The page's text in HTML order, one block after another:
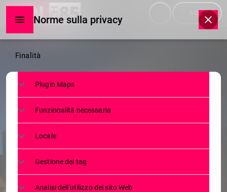
ASCOLTA
NEWS
MARCHIO D’IMPRESA IN ITALIA ED
ALL’ESTERO: TIPOLOGIE,
DIFFERENZE E STRATEGIE DI
TUTELA. WEBINAR FORMATIVO IL
29 APRILE 2025
Norme sulla privacy
Norme
sulla
privacy
Finalità
Plugin Maps
Funzionalità necessaria
Locale
Gestione dei tag
Analisi dell'utilizzo del sito Web